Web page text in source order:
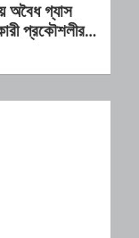
অবৈধ গ্যাস
প্রকৌশলীর